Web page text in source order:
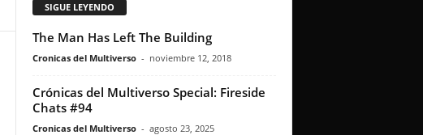
SIGUE LEYENDO
The Man Has Left The Building
Cronicas del Multiverso - noviembre 12, 2018
Crónicas del Multiverso Special: Fireside
Chats #94
Cronicas del Multiverso - agosto 23, 2025